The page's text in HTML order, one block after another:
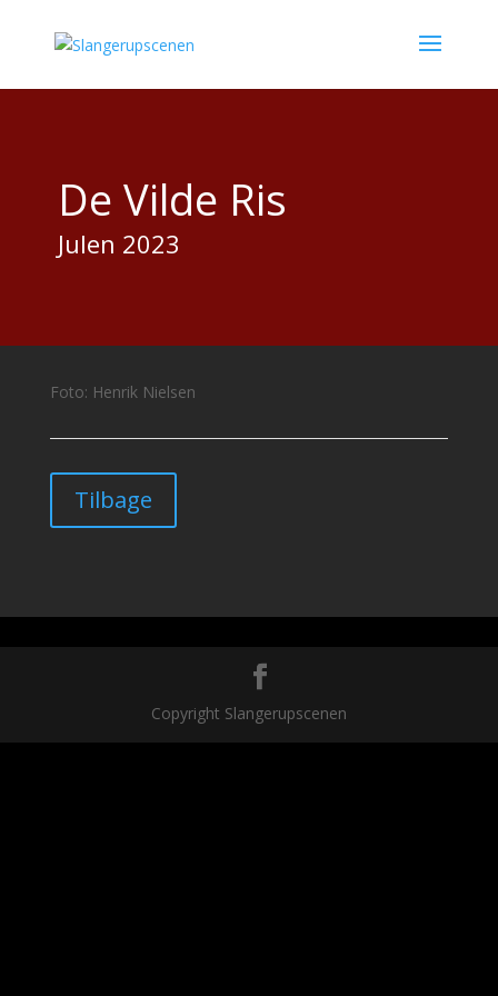
De Vilde Ris
Julen 2023
Foto: Henrik Nielsen
Tilbage
Copyright Slangerupscenen